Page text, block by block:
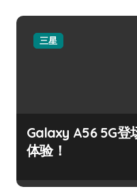
三星
Galaxy A56 5G登
体验！